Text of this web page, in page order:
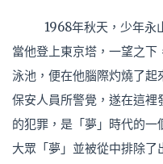
1968年秋天，少年永
當他登上東京塔，一望之
泳池，便在他腦際灼燒了起
保安人員所警覺，遂在這裡
的犯罪，是「夢」時代的
大眾「夢」並被從中排除